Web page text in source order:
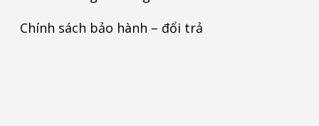
Chính sách bảo hành – đổi trả